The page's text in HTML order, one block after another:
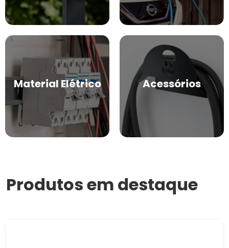
Material Elétrico Acessórios
Produtos em destaque